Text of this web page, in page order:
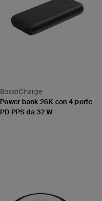
BoostCharge
Power bank 26K con 4 porte
PD PPS da 32 W